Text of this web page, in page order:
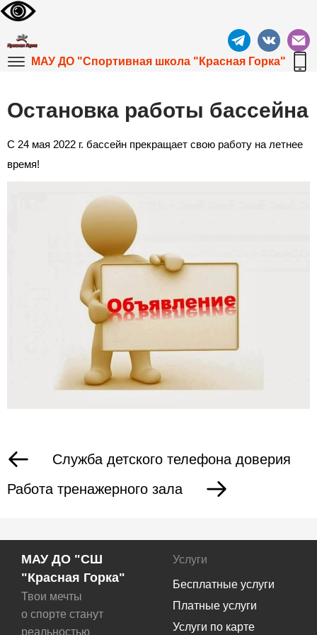
МАУ ДО "Спортивная школа "Красная Горка"
Остановка работы бассейна
С 24 мая 2022 г. бассейн прекращает свою работу на летнее
время!
Служба детского телефона доверия
Работа тренажерного зала
МАУ ДО "СШ
"Красная Горка"
Твои мечты
о спорте станут
реальностью
Услуги
Бесплатные услуги
Платные услуги
Услуги по карте